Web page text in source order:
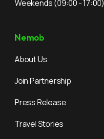
Weekends(09:00 - 17:00)
Nemob
About Us
Join Partnership
Press Release
Travel Stories